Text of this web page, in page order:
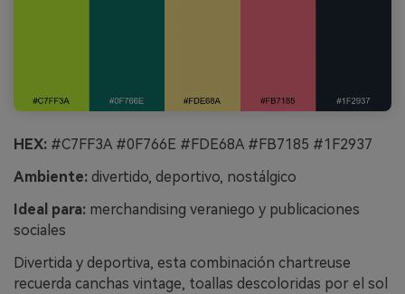
HEX: #C7FF3A #0F766E #FDE68A #FB7185 #1F2937
Ambiente: divertido, deportivo, nostálgico
Ideal para: merchandising veraniego y publicaciones
sociales
Divertida y deportiva, esta combinación chartreuse
recuerda canchas vintage, toallas descoloridas por el sol